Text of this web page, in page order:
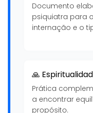
Documento
psiquiatra para
internação e o
🙏
Prática
a encontrar
propósito.